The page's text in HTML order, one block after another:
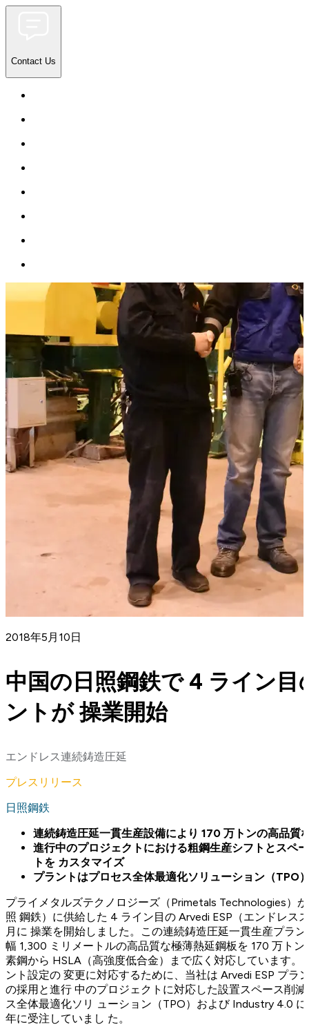
Contact Us
2018年5月10日
中国の日照鋼鉄で 4 ライン目
ントが 操業開始
エンドレス連続鋳造圧延
プレスリリース
日照鋼鉄
連続鋳造圧延一貫生産設備により 170 万トンの高品質
進行中のプロジェクトにおける粗鋼生産シフトとスペ
トを カスタマイズ
プラントはプロセス全体最適化ソリューション（TPO
プライメタルズテクノロジーズ（Primetals Technologies）
照 鋼鉄）に供給した 4 ライン目の Arvedi ESP（エンドレス
月に 操業を開始しました。この連続鋳造圧延一貫生産プラ
幅 1,300 ミリメートルの高品質な極薄熱延鋼板を 170 万ト
素鋼から HSLA（高強度低合金）まで広く対応しています
ント設定の 変更に対応するために、当社は Arvedi ESP プラ
の採用と進行 中のプロジェクトに対応した設置スペース削
ス全体最適化ソリ ューション（TPO）および Industry 4.0
年に受注していまし た。